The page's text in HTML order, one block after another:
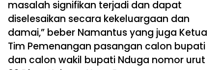
masalah signifikan terjadi dan dapat
diselesaikan secara kekeluargaan dan
damai,” beber Namantus yang juga Ketua
Tim Pemenangan pasangan calon bupati
dan calon wakil bupati Nduga nomor urut